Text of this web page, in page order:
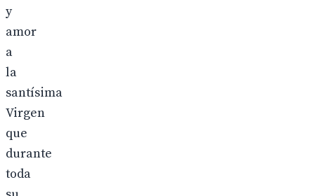
y
amor
a
la
santísima
Virgen
que
durante
toda